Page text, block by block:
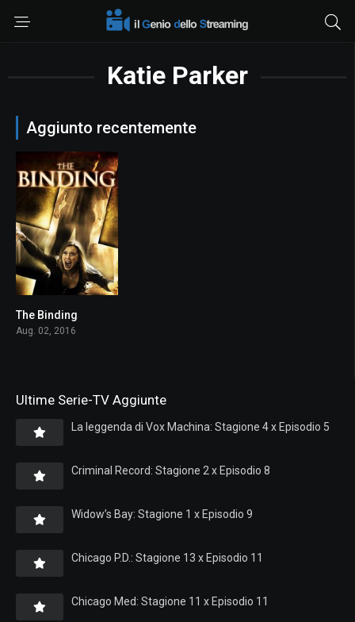
Katie Parker
Aggiunto recentemente
The Binding
Aug. 02, 2016
Ultime Serie-TV Aggiunte
La leggenda di Vox Machina: Stagione 4 x Episodio 5
Criminal Record: Stagione 2 x Episodio 8
Widow’s Bay: Stagione 1 x Episodio 9
Chicago P.D.: Stagione 13 x Episodio 11
Chicago Med: Stagione 11 x Episodio 11